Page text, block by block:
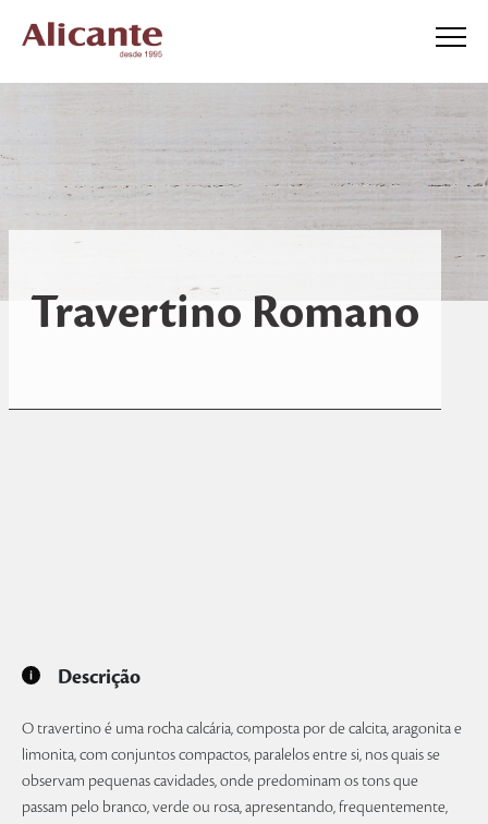
Travertino Romano
Descrição
O travertino é uma rocha calcária, composta por de calcita, aragonita e
limonita, com conjuntos compactos, paralelos entre si, nos quais se
observam pequenas cavidades, onde predominam os tons que
passam pelo branco, verde ou rosa, apresentando, frequentemente,